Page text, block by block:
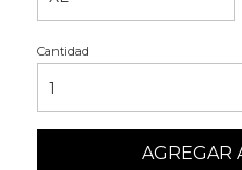
Cantidad
AGREGAR